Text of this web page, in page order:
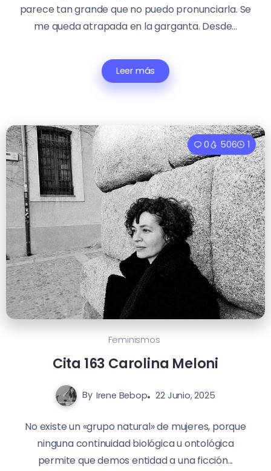
parece tan grande que no puedo pronunciarla. Se
me queda atrapada en la garganta. Desde...
Leer más
0 506 1
Feminismos
Cita 163 Carolina Meloni
By Irene Bebop 22 Junio, 2025
No existe un «grupo natural» de mujeres, porque
ninguna continuidad biológica u ontológica
permite que demos entidad a una ficción...